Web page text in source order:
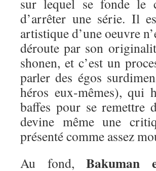
sur lequel se fonde le
d’arrêter une série. Il
artistique d’une oeuvre
déroute par son
shonen, et c’est un
parler des égos
héros eux-mêmes), qui
baffes pour se remettre
devine même une
présenté comme assez
Au fond, Bakuman